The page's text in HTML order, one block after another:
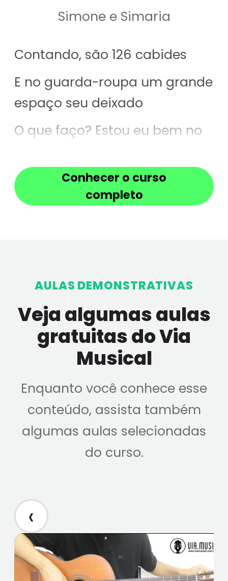
Simone e Simaria
Contando, são 126 cabides
E no guarda-roupa um grande
espaço seu deixado
O que faço? Estou eu bem no
Futuro levado meu roubado
Conhecer o curso
completo
AULAS DEMONSTRATIVAS
Veja algumas aulas
gratuitas do Via
Musical
Enquanto você conhece esse
conteúdo, assista também
algumas aulas selecionadas
do curso.
‹